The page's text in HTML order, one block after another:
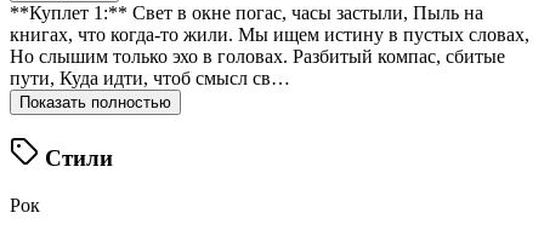
**Куплет 1:** Свет в окне погас, часы застыли, Пыль на
книгах, что когда-то жили. Мы ищем истину в пустых словах,
Но слышим только эхо в головах. Разбитый компас, сбитые
пути, Куда идти, чтоб смысл св…
Показать полностью
Стили
Рок